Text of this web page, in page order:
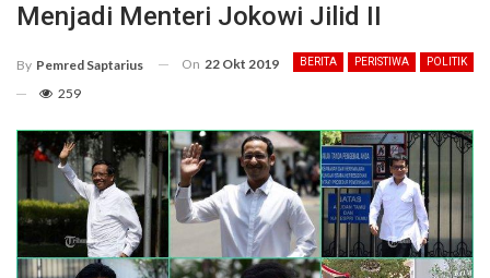
Menjadi Menteri Jokowi Jilid II
BERITA PERISTIWA POLITIK
By Pemred Saptarius On 22 Okt 2019
259